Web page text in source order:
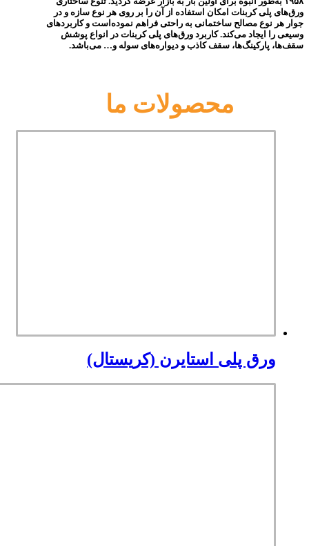
ورق‌های پلی کربنات امکان استفاده از آن را بر روی هر نوع سازه و در
جوار هر نوع مصالح ساختمانی به راحتی فراهم نموده‌است و کاربردهای
وسیعی را ایجاد می‌کند. کاربرد ورق‌های پلی کربنات در انواع پوشش
سقف‌ها، پارکینگ‌ها، سقف کاذب و دیواره‌های سوله و… می‌باشد.
محصولات ما
ورق پلی استایرن (کریستال)